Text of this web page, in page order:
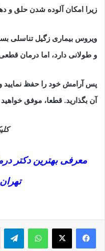
زیرا امکان آلوده شدن حلق و
ویروس بیماری زگیل
و طولانی دارد، اما درمان
پس آرامش خود را حفظ نمایید و
آن بگذارید. قطعا، موفق
معرفی بهترین دکتر
فیسبوکایکس واتس آپ